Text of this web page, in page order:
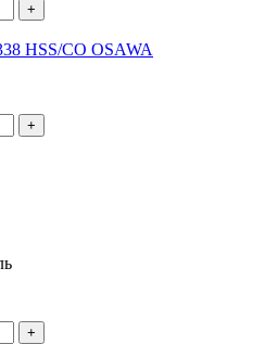
+
HSS/CO OSAWA
+
+